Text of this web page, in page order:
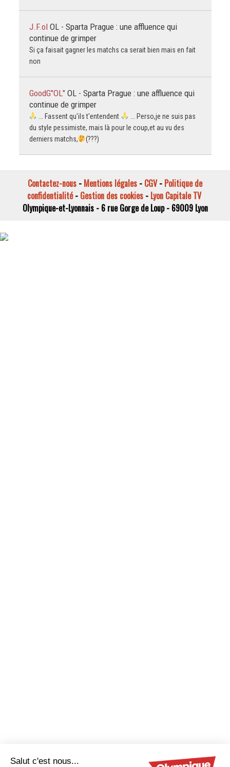
J.F.ol OL - Sparta Prague : une affluence qui
continue de grimper
Si ça faisait gagner les matchs ca serait bien mais en fait
non
GoodG"OL" OL - Sparta Prague : une affluence qui
continue de grimper
... Fassent qu'ils t'entendent
... Perso,je ne suis pas
du style pessimiste, mais là pour le coup,et au vu des
derniers matchs,
(???)
Contactez-nous - Mentions légales - CGV- Politique de
confidentialité- Gestion des cookies- Lyon Capitale TV
Olympique-et-Lyonnais - 6 rue Gorge de Loup - 69009 Lyon